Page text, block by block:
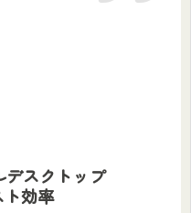
デスクトップ
ト効率